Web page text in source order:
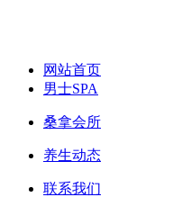
网站首页
男士SPA
桑拿会所
养生动态
联系我们